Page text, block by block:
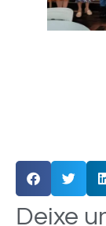
Deixe